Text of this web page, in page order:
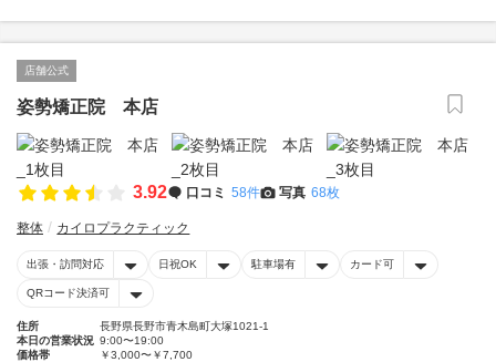
店舗公式
姿勢矯正院 本店
3.92 口コミ 58件 写真 68枚
整体 カイロプラクティック
出張・訪問対応 日祝OK 駐車場有 カード可
QRコード決済可
住所
長野県長野市青木島町大塚1021-1
本日の営業状況 9:00〜19:00
価格帯
￥3,000〜￥7,700